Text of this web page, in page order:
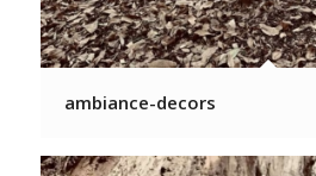
ambiance-decors